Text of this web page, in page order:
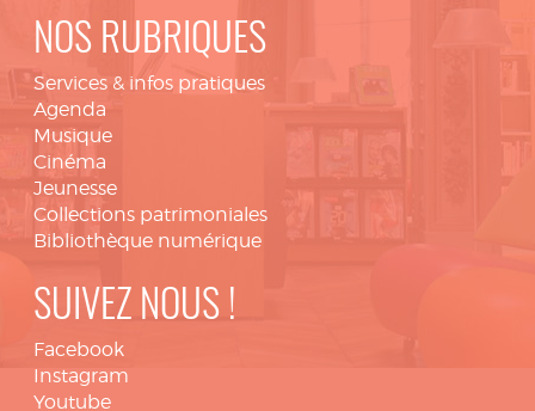
NOS RUBRIQUES
Services & infos pratiques
Agenda
Musique
Cinéma
Jeunesse
Collections patrimoniales
Bibliothèque numérique
SUIVEZ NOUS !
Facebook
Instagram
Youtube